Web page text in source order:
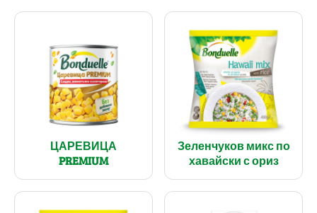
ЦАРЕВИЦА
PREMIUM
Зеленчуков микс по
хавайски с ориз